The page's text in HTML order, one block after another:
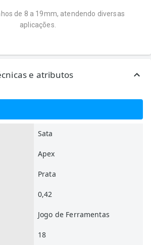
de 8 a 19mm, atendendo diversas
aplicações.
e atributos
Sata
Apex
Prata
0,42
Jogo de Ferramentas
18